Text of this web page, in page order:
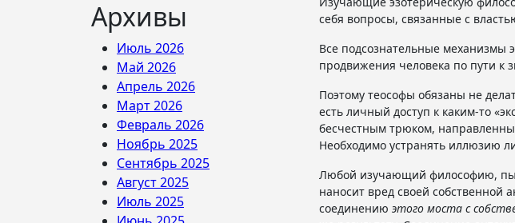
Архивы
Июль 2026
Май 2026
Апрель 2026
Март 2026
Февраль 2026
Ноябрь 2025
Сентябрь 2025
Август 2025
Июль 2025
себя вопросы, связанные с
Все подсознательные
продвижения человека по пути к
Поэтому теософы обязаны не
есть личный доступ к каким-то
бесчестным трюком,
Необходимо устранять иллюзию
Любой изучающий философию,
наносит вред своей собственной
соединению этого моста с